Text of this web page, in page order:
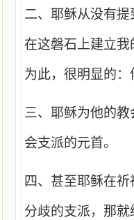
二、耶稣从没有
在这磐石上建立
为此，很明显的
三、耶稣为他的
会支派的元首。
四、甚至耶稣在
分歧的支派，那